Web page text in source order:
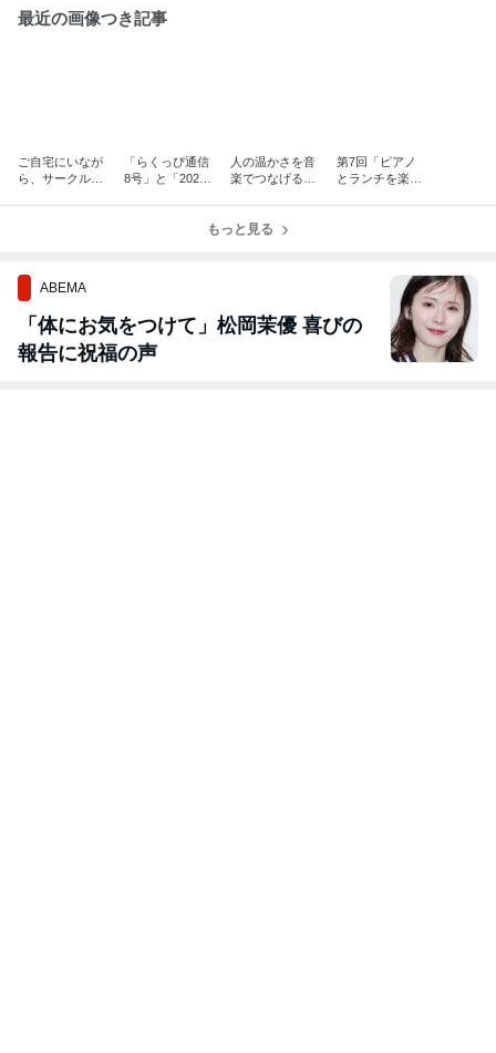
最近の画像つき記事
ご自宅にいなが
ら、サークルメ
「らくっぴ通信
8号」と「2020
人の温かさを音
楽でつなげる！
47in京都2020」
第7回「ピアノ
とランチを楽し
もっと見る
ABEMA
「体にお気をつけて」松岡茉優 喜びの
報告に祝福の声